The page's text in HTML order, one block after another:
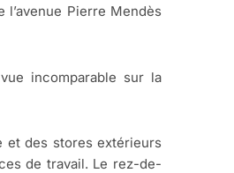
l’avenue Pierre Mendès
incomparable sur la
et des stores extérieurs
de travail. Le rez-de-